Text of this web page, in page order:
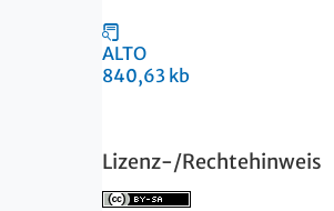
ALTO
840,63 kb
Lizenz-/Rechtehinweis